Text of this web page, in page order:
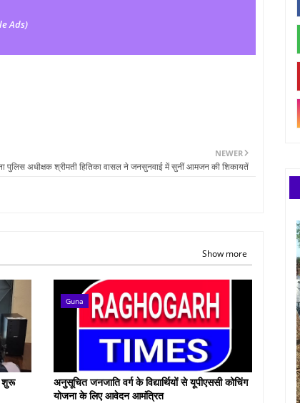
Ads)
NEWER
पुलिस अधीक्षक श्रीमती हितिका वासल ने जनसुनवाई में सुनीं आमजन की शिकायतें
Show more
शुरू
Guna
अनुसूचित जनजाति वर्ग के विद्यार्थियों से यूपीएससी कोचिंग
योजना के लिए आवेदन आमंत्रित